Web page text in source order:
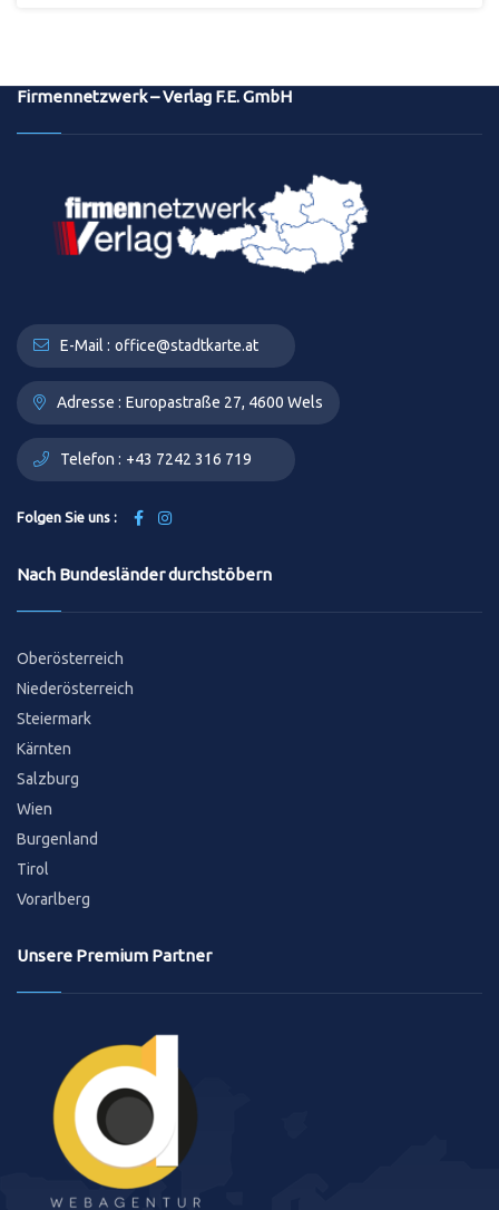
Firmennetzwerk – Verlag F.E. GmbH
E-Mail : office@stadtkarte.at
Adresse : Europastraße 27, 4600 Wels
Telefon : +43 7242 316 719
Folgen Sie uns :
Nach Bundesländer durchstöbern
Oberösterreich
Niederösterreich
Steiermark
Kärnten
Salzburg
Wien
Burgenland
Tirol
Vorarlberg
Unsere Premium Partner